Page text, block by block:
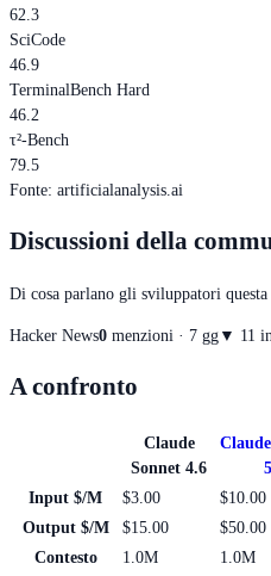
62.3
SciCode
46.9
TerminalBench Hard
46.2
τ²-Bench
79.5
Fonte: artificialanalysis.ai
Discussioni della
Di cosa parlano gli sviluppatori questa
Hacker News0 menzioni · 7 gg ▼ 11
A confronto
Claude
Sonnet 4.6
5
Input $/M
$3.00 $10.00
Output $/M
$15.00 $50.00
Contesto
1.0M 1.0M